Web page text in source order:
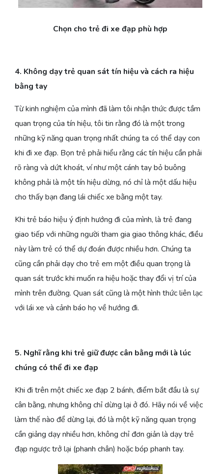
Chọn cho trẻ đi xe đạp phù hợp
4. Không dạy trẻ quan sát tín hiệu và cách ra hiệu
bằng tay
Từ kinh nghiệm của mình đã làm tôi nhận thức được tầm
quan trọng của tín hiệu, tôi tin rằng đó là một trong
những kỹ năng quan trọng nhất chúng ta có thể dạy con
khi đi xe đạp. Bọn trẻ phải hiểu rằng các tín hiệu cần phải
rõ ràng và dứt khoát, ví như một cánh tay bỏ buông
không phải là một tín hiệu dừng, nó chỉ là một dấu hiệu
cho thấy bạn đang lái chiếc xe bằng một tay.
Khi trẻ báo hiệu ý định hướng đi của mình, là trẻ đang
giao tiếp với những người tham gia giao thông khác, điều
này làm trẻ có thể dự đoán được nhiều hơn. Chúng ta
cũng cần phải dạy cho trẻ em một điều quan trọng là
quan sát trước khi muốn ra hiệu hoặc thay đổi vị trí của
mình trên đường. Quan sát cũng là một hình thức liên lạc
với lái xe và cảnh báo họ về hướng đi.
5. Nghĩ rằng khi trẻ giữ được cân bằng mới là lúc
chúng có thể đi xe đạp
Khi đi trên một chiếc xe đạp 2 bánh, điểm bắt đầu là sự
cân bằng, nhưng không chỉ dừng lại ở đó. Hãy nói về việc
làm thế nào để dừng lại, đó là một kỹ năng quan trọng
cần giảng dạy nhiều hơn, không chỉ đơn giản là dạy trẻ
đạp ngược trở lại (phanh chân) hoặc bóp phanh tay.